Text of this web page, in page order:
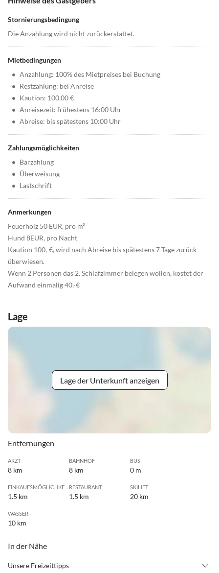
Stornierungsbedingung
Die Anzahlung wird nicht zurückerstattet.
Mietbedingungen
• Anzahlung: 100% des Mietpreises bei Buchung
• Restzahlung: bei Anreise
• Kaution: 100,00 €
• Anreisezeit: frühestens 16:00 Uhr
• Abreise: bis spätestens 10:00 Uhr
Zahlungsmöglichkeiten
• Barzahlung
• Überweisung
• Lastschrift
Anmerkungen
Feuerholz 50 EUR, pro m³
Hund 8EUR, pro Nacht
Kaution 100,-€, wird nach Abreise bis spätestens 7 Tage zurück
überwiesen.
Wenn 2 Personen das 2. Schlafzimmer belegen wollen, kostet der
Aufwand einmalig 40,-€
Lage
Lage der Unterkunft anzeigen
Entfernungen
ARZT
8 km
BAHNHOF
8 km
BUS
0 m
1.5 km
RESTAURANT
1.5 km
SKILIFT
20 km
WASSER
10 km
In der Nähe
Unsere Freizeittipps